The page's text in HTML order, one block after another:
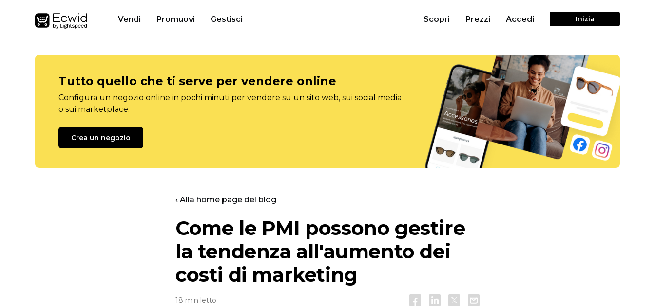
Vendi Promuovi Gestisci Scopri Prezzi Accedi Inizia
Tutto quello che ti serve per vendere online
Configura un negozio online in pochi minuti per vendere su un sito web, sui social media
o sui marketplace.
Crea un negozio
‹ Alla home page del blog
Come le PMI possono gestire
la tendenza all'aumento dei
costi di marketing
18 min letto